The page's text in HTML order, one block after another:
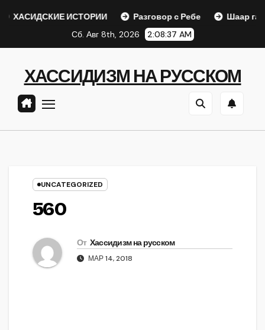
ИСТОРИИ Разговор с Ребе
Шаар гайихуд гл. 1
Сб. Авг 8th, 2026
2:08:38 AM
ХАССИДИЗМ НА РУССКОМ
UNCATEGORIZED
560
От Хассидизм на русском
МАР 14, 2018